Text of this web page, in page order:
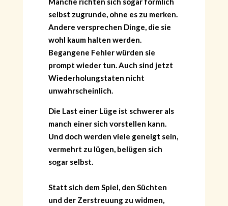
selbst zugrunde, ohne es zu merken.
Andere versprechen Dinge, die sie
wohl kaum halten werden.
Begangene Fehler würden sie
prompt wieder tun. Auch sind jetzt
Wiederholungstaten nicht
unwahrscheinlich.
Die Last einer Lüge ist schwerer als
manch einer sich vorstellen kann.
Und doch werden viele geneigt sein,
vermehrt zu lügen, belügen sich
sogar selbst.
Statt sich dem Spiel, den Süchten
und der Zerstreuung zu widmen,